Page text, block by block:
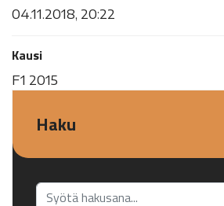
04.11.2018, 20:22
Kausi
F1 2015
Haku
Etsi...